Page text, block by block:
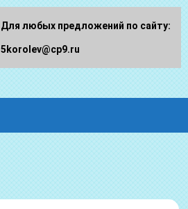
Для любых предложений по сайту:
5korolev@cp9.ru